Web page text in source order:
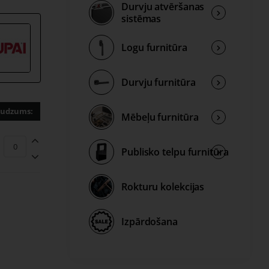
biezāks
Durvju atvēršanas
sistēmas
Logu furnitūra
Durvju furnitūra
Mēbeļu furnitūra
Publisko telpu furnitūra
Rokturu kolekcijas
Izpārdošana